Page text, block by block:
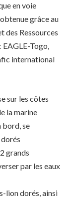
en voie
grâce au
des Ressources
Togo,
international
sur les côtes
la marine
bord, se
grands
par les eaux
lion dorés, ainsi